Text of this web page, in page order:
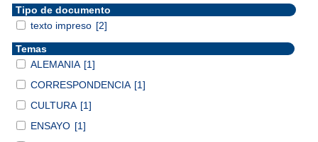
Tipo de documento
texto impreso [2]
Temas
ALEMANIA [1]
CORRESPONDENCIA [1]
CULTURA [1]
ENSAYO [1]